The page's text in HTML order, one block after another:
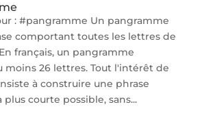
: #pangramme Un pangramme
comportant toutes les lettres de
français, un pangramme
moins 26 lettres. Tout l'intérêt de
à construire une phrase
courte possible, sans...